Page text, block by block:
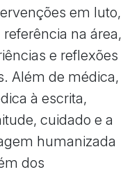
em luto,
na área,
e reflexões
Além de médica,
à escrita,
cuidado e a
humanizada
dos